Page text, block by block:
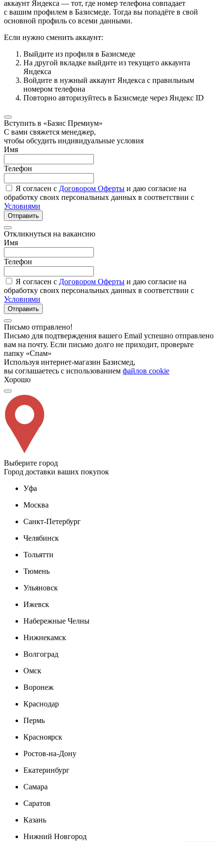
аккаунт Яндекса — тот, где номер телефона совпадает
с вашим профилем в Базисмеде. Тогда вы попадёте в свой
основной профиль со всеми данными.
Если нужно сменить аккаунт:
Выйдите из профиля в Базисмеде
На другой вкладке выйдите из текущего аккаунта
Яндекса
Войдите в нужный аккаунт Яндекса с правильным
номером телефона
Повторно авторизуйтесь в Базисмеде через Яндекс ID
Вступить в «Базис Премиум»
С вами свяжется менеджер,
чтобы обсудить индивидуальные условия
Имя
Телефон
Я согласен с Договором Оферты и даю согласие на
обработку своих персональных данных в соответствии с
Условиями
Отправить
Откликнуться на вакансию
Имя
Телефон
Я согласен с Договором Оферты и даю согласие на
обработку своих персональных данных в соответствии с
Условиями
Отправить
Письмо отправлено!
Письмо для подтверждения вашего Email успешно отправлено
вам на почту. Если письмо долго не приходит, проверьте
папку «Спам»
Используя интернет-магазин Базисмед,
вы соглашаетесь с использованием файлов cookie
Хорошо
Выберите город
Город доставки ваших покупок
Уфа
Москва
Санкт-Петербург
Челябинск
Тольятти
Тюмень
Ульяновск
Ижевск
Набережные Челны
Нижнекамск
Волгоград
Омск
Воронеж
Краснодар
Пермь
Красноярск
Ростов-на-Дону
Екатеринбург
Самара
Саратов
Казань
Нижний Новгород